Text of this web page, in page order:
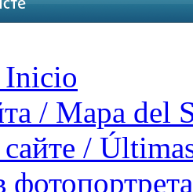
Inicio
/ Mapa del
/